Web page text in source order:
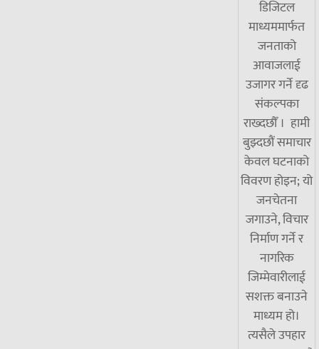
डिजिटल
माध्यममार्फत
जनताको
आवाजलाई
उजागर गर्ने दृढ
संकल्पका
राख्दछौँ । हामी
बुझ्दछौं समाचार
केवल घटनाको
विवरण होइन; यो
जनचेतना
जगाउने, विचार
निर्माण गर्ने र
नागरिक
जिम्मेवारीलाई
सशक्त बनाउने
माध्यम हो।
त्यसैले उपहार